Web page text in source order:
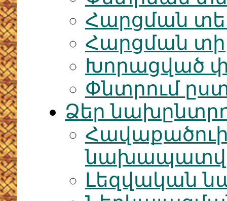
Հարցման
Հարցման
Խորացված
Փնտրում
Ձեր
Լեզվական